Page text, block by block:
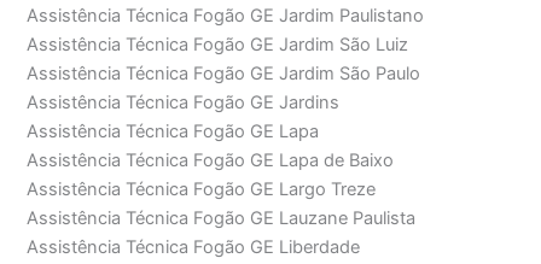
Assistência Técnica Fogão GE Jardim Paulistano
Assistência Técnica Fogão GE Jardim São Luiz
Assistência Técnica Fogão GE Jardim São Paulo
Assistência Técnica Fogão GE Jardins
Assistência Técnica Fogão GE Lapa
Assistência Técnica Fogão GE Lapa de Baixo
Assistência Técnica Fogão GE Largo Treze
Assistência Técnica Fogão GE Lauzane Paulista
Assistência Técnica Fogão GE Liberdade